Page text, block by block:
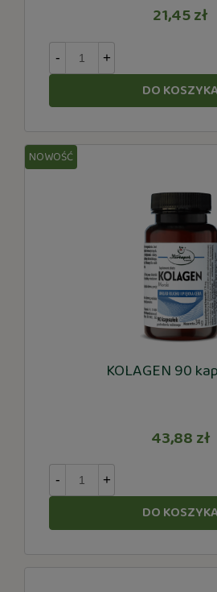
21,45 zł
- +
DO
KOLAGEN 90
43,88 zł
- +
DO
NOWOŚĆ